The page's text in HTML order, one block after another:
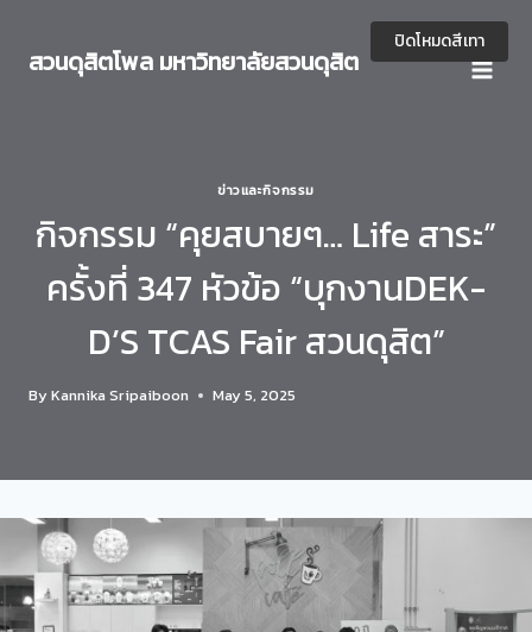
content
สวนดุสิตโพล มหาวิทยาลัยสวนดุสิต
ข่าวและกิจกรรม
กิจกรรม “คุยสบายๆ… Life สาระ”
ครั้งที่ 347 หัวข้อ “บุกงานDEK-
D’S TCAS Fair สวนดุสิต”
By Kannika Sripaiboon May 5, 2025
ปิดโหมดสีเทา